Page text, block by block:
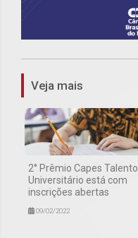
Veja mais
2° Prêmio Capes Talento
Universitário está com
inscrições abertas
09/02/2022